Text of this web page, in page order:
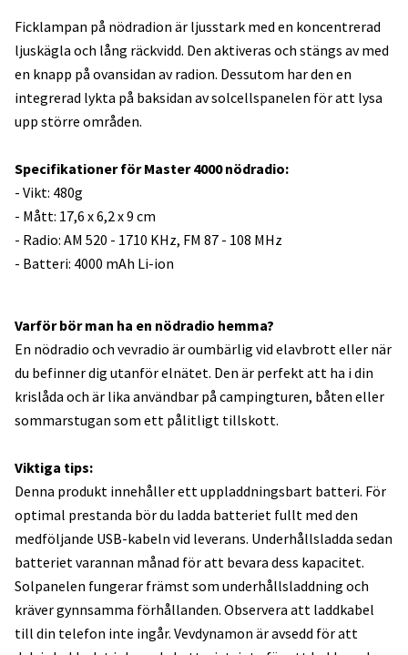
Ficklampan på nödradion är ljusstark med en koncentrerad
ljuskägla och lång räckvidd. Den aktiveras och stängs av med
en knapp på ovansidan av radion. Dessutom har den en
integrerad lykta på baksidan av solcellspanelen för att lysa
upp större områden.
Specifikationer för Master 4000 nödradio:
- Vikt: 480g
- Mått: 17,6 x 6,2 x 9 cm
- Radio: AM 520 - 1710 KHz, FM 87 - 108 MHz
- Batteri: 4000 mAh Li-ion
Varför bör man ha en nödradio hemma?
En nödradio och vevradio är oumbärlig vid elavbrott eller när
du befinner dig utanför elnätet. Den är perfekt att ha i din
krislåda och är lika användbar på campingturen, båten eller
sommarstugan som ett pålitligt tillskott.
Viktiga tips:
Denna produkt innehåller ett uppladdningsbart batteri. För
optimal prestanda bör du ladda batteriet fullt med den
medföljande USB-kabeln vid leverans. Underhållsladda sedan
batteriet varannan månad för att bevara dess kapacitet.
Solpanelen fungerar främst som underhållsladdning och
kräver gynnsamma förhållanden. Observera att laddkabel
till din telefon inte ingår. Vevdynamon är avsedd för att